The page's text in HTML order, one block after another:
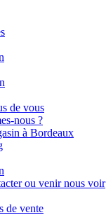
de vous
nous ?
à Bordeaux
ou venir nous voir
de vente